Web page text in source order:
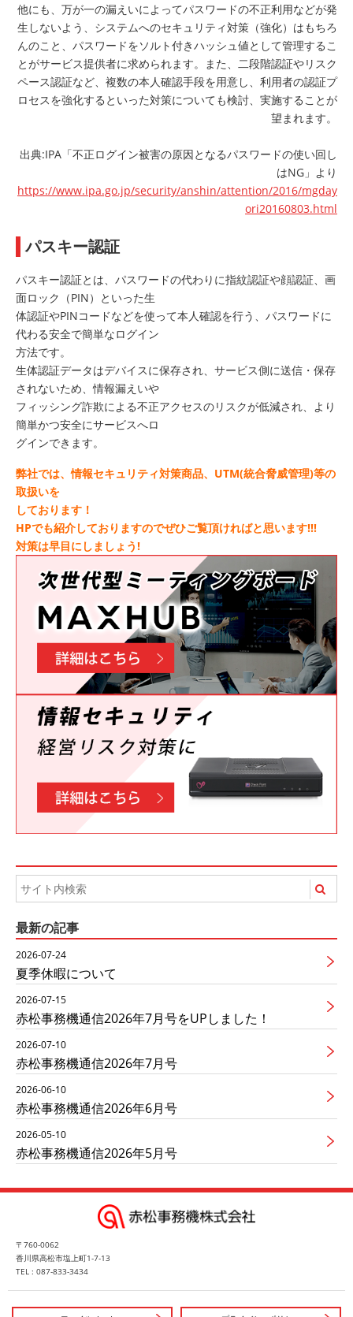
他にも、万が一の漏えいによってパスワードの不正利用などが発
生しないよう、システムへのセキュリティ対策（強化）はもちろ
んのこと、パスワードをソルト付きハッシュ値として管理するこ
とがサービス提供者に求められます。また、二段階認証やリスク
ペース認証など、複数の本人確認手段を用意し、利用者の認証プ
ロセスを強化するといった対策についても検討、実施することが
望まれます。
出典:IPA「不正ログイン被害の原因となるパスワードの使い回し
はNG」より
https://www.ipa.go.jp/security/anshin/attention/2016/mgday
ori20160803.html
パスキー認証
パスキー認証とは、パスワードの代わりに指紋認証や顔認証、画
面ロック（PIN）といった生
体認証やPINコードなどを使って本人確認を行う、パスワードに
代わる安全で簡単なログイン
方法です。
生体認証データはデバイスに保存され、サービス側に送信・保存
されないため、情報漏えいや
フィッシング詐欺による不正アクセスのリスクが低減され、より
簡単かつ安全にサービスへロ
グインできます。
弊社では、情報セキュリティ対策商品、UTM(統合脅威管理)等の
取扱いを
しております！
HPでも紹介しておりますのでぜひご覧頂ければと思います!!!
対策は早目にしましょう!
最新の記事
2026-07-24
夏季休暇について
2026-07-15
赤松事務機通信2026年7月号をUPしました！
2026-07-10
赤松事務機通信2026年7月号
2026-06-10
赤松事務機通信2026年6月号
2026-05-10
赤松事務機通信2026年5月号
〒760-0062
香川県高松市塩上町1-7-13
TEL : 087-833-3434